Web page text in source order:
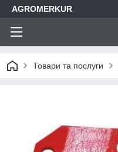
AGROMERKUR
Товари та послуги